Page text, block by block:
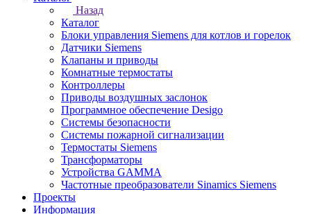
Назад
Каталог
Блоки управления Siemens для котлов и горелок
Датчики Siemens
Клапаны и приводы
Комнатные термостаты
Контроллеры
Приводы воздушных заслонок
Программное обеспечение Desigo
Системы безопасности
Системы пожарной сигнализации
Термостаты Siemens
Трансформаторы
Устройства GAMMA
Частотные преобразователи Sinamics Siemens
Проекты
Информация